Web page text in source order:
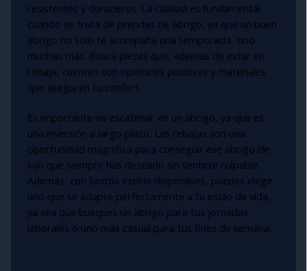
resistentes y duraderos. La calidad es fundamental
cuando se trata de prendas de abrigo, ya que un buen
abrigo no solo te acompaña una temporada, sino
muchas más. Busca piezas que, además de estar en
rebaja, cuenten con opiniones positivas y materiales
que aseguren tu confort.
Es importante no escatimar en un abrigo, ya que es
una inversión a largo plazo. Las rebajas son una
oportunidad magnífica para conseguir ese abrigo de
lujo que siempre has deseado sin sentirte culpable.
Además, con tantos estilos disponibles, puedes elegir
uno que se adapte perfectamente a tu estilo de vida,
ya sea que busques un abrigo para tus jornadas
laborales o uno más casual para tus fines de semana.